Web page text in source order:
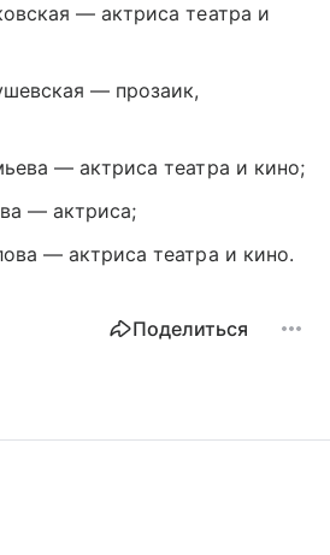
— актриса театра и
— прозаик,
— актриса театра и кино;
— актриса;
— актриса театра и кино.
Поделиться